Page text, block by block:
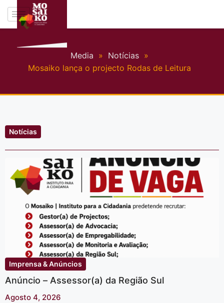
Media » Notícias »
Mosaiko lança o projecto Rodas de Leitura
Notícias
Imprensa & Anúncios
Anúncio – Assessor(a) da Região Sul
Agosto 4, 2026